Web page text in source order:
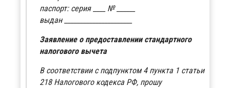
паспорт: серия ____ № ______
выдан ______________________
Заявление о предоставлении стандартного
налогового вычета
В соответствии с подпунктом 4 пункта 1 статьи
218 Налогового кодекса РФ, прошу